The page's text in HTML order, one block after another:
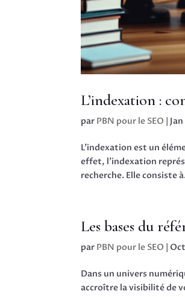
L’indexation :
par PBN pour le SEO
L’indexation est un
effet, l’indexation
recherche. Elle consiste
Les bases du
par PBN pour le SEO
Dans un univers
accroître la visibilité de